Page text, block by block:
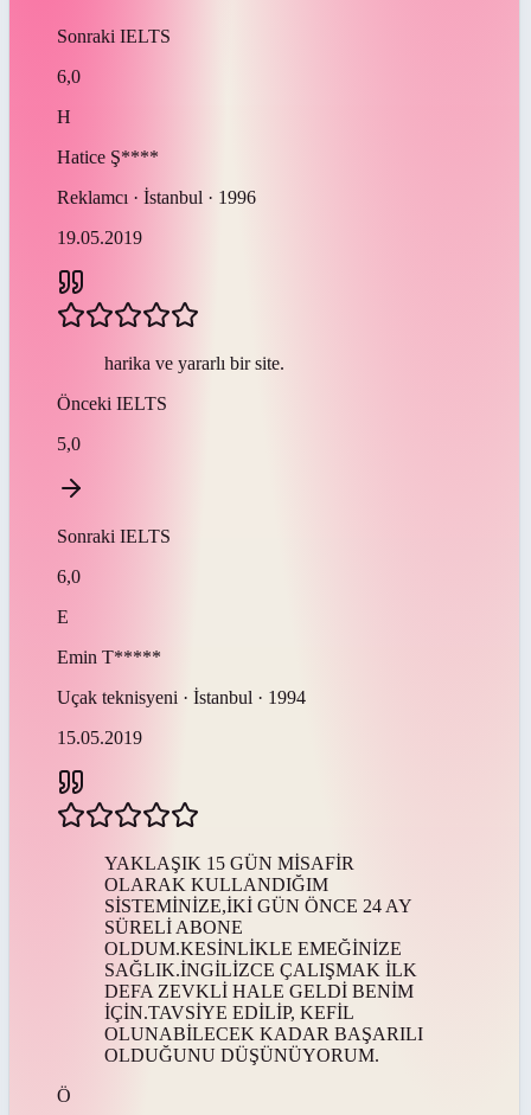
Sonraki IELTS
6,0
H
Hatice Ş****
Reklamcı · İstanbul · 1996
19.05.2019
harika ve yararlı bir site.
Önceki IELTS
5,0
Sonraki IELTS
6,0
E
Emin T*****
Uçak teknisyeni · İstanbul · 1994
15.05.2019
YAKLAŞIK 15 GÜN MİSAFİR
OLARAK KULLANDIĞIM
SİSTEMİNİZE,İKİ GÜN ÖNCE 24 AY
SÜRELİ ABONE
OLDUM.KESİNLİKLE EMEĞİNİZE
SAĞLIK.İNGİLİZCE ÇALIŞMAK İLK
DEFA ZEVKLİ HALE GELDİ BENİM
İÇİN.TAVSİYE EDİLİP, KEFİL
OLUNABİLECEK KADAR BAŞARILI
OLDUĞUNU DÜŞÜNÜYORUM.
Ö